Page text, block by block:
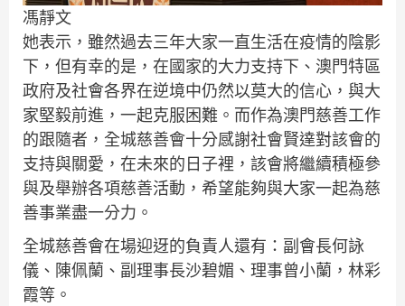
馮靜文
她表示，雖然過去三年大家一直生活在疫情的陰影
下，但有幸的是，在國家的大力支持下、澳門特區
政府及社會各界在逆境中仍然以莫大的信心，與大
家堅毅前進，一起克服困難。而作為澳門慈善工作
的跟隨者，全城慈善會十分感謝社會賢達對該會的
支持與關愛，在未來的日子裡，該會將繼續積極參
與及舉辦各項慈善活動，希望能夠與大家一起為慈
善事業盡一分力。
全城慈善會在場迎迓的負責人還有：副會長何詠
儀、陳佩蘭、副理事長沙碧媚、理事曾小蘭，林彩
霞等。